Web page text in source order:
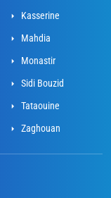
Kasserine
Mahdia
Monastir
Sidi Bouzid
Tataouine
Zaghouan